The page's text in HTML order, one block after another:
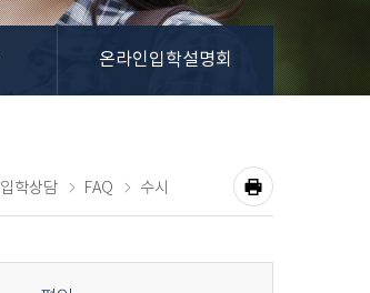
온라인입학설명회
입학상담 FAQ 수시
공
유
린